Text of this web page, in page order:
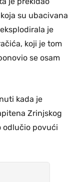
su ubacivana
je
koji je tom
se osam
kada je
Zrinjskog
odlučio povući